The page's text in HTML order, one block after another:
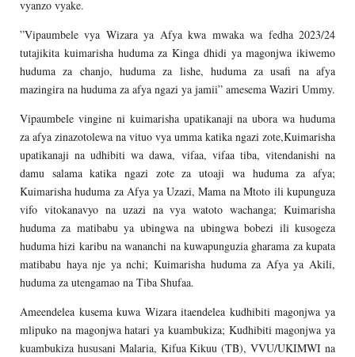
vyanzo vyake.
”Vipaumbele vya Wizara ya Afya kwa mwaka wa fedha 2023/24
tutajikita kuimarisha huduma za Kinga dhidi ya magonjwa ikiwemo
huduma za chanjo, huduma za lishe, huduma za usafi na afya
mazingira na huduma za afya ngazi ya jamii” amesema Waziri Ummy.
Vipaumbele vingine ni kuimarisha upatikanaji na ubora wa huduma
za afya zinazotolewa na vituo vya umma katika ngazi zote,Kuimarisha
upatikanaji na udhibiti wa dawa, vifaa, vifaa tiba, vitendanishi na
damu salama katika ngazi zote za utoaji wa huduma za afya;
Kuimarisha huduma za Afya ya Uzazi, Mama na Mtoto ili kupunguza
vifo vitokanavyo na uzazi na vya watoto wachanga; Kuimarisha
huduma za matibabu ya ubingwa na ubingwa bobezi ili kusogeza
huduma hizi karibu na wananchi na kuwapunguzia gharama za kupata
matibabu haya nje ya nchi; Kuimarisha huduma za Afya ya Akili,
huduma za utengamao na Tiba Shufaa.
Ameendelea kusema kuwa Wizara itaendelea kudhibiti magonjwa ya
mlipuko na magonjwa hatari ya kuambukiza; Kudhibiti magonjwa ya
kuambukiza hususani Malaria, Kifua Kikuu (TB), VVU/UKIMWI na